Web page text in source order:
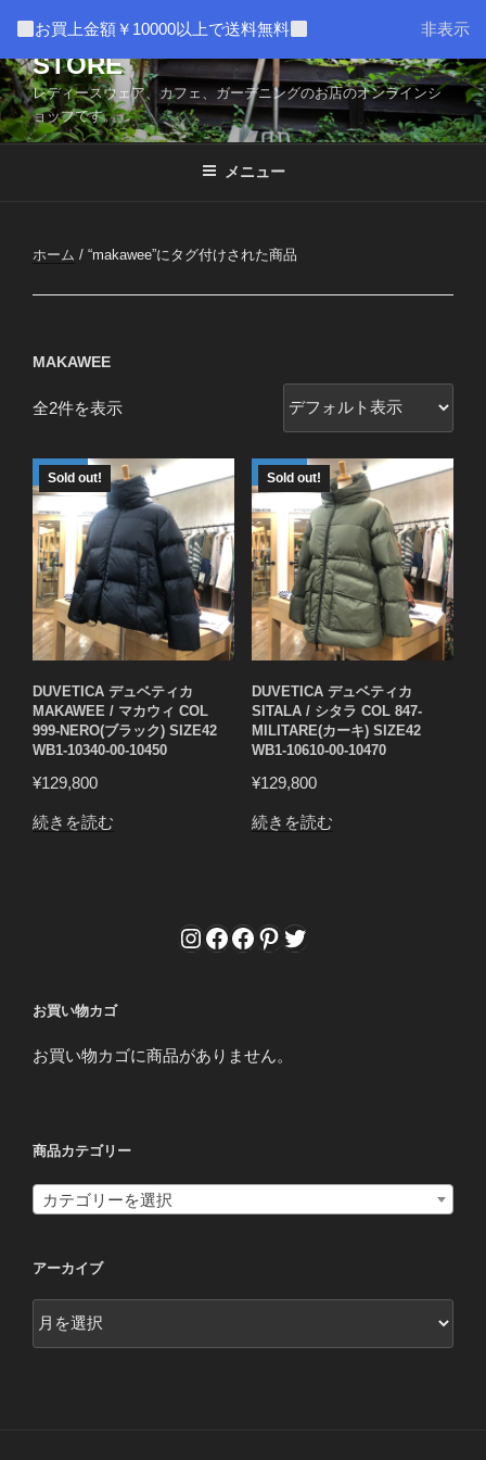
お買上金額￥10000以上で送料無料 非表示
テ
ン
ツ
へ
AMUSER * CAFE HOME WEB
STORE
レディースウェア、カフェ、ガーデニングのお店のオンラインシ
ョップです。
メニュー
ホーム / “makawee”にタグ付けされた商品
MAKAWEE
全2件を表示
Sold out!
DUVETICA デュベティカ
MAKAWEE / マカウィ COL
999-NERO(ブラック) SIZE42
WB1-10340-00-10450
¥129,800
続きを読む
Sold out!
DUVETICA デュベティカ
SITALA / シタラ COL 847-
MILITARE(カーキ) SIZE42
WB1-10610-00-10470
¥129,800
続きを読む
Instagram
Facebook
Facebook
Pinterest
Twitter
お買い物カゴ
お買い物カゴに商品がありません。
商品カテゴリー
カテゴリーを選択
アーカイブ
ー